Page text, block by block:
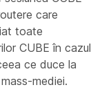
care
toate
CUBE în cazul
ce duce la
mediei.